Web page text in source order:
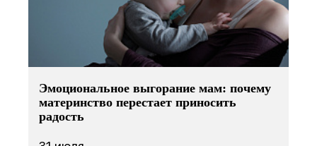
Эмоциональное выгорание мам: почему
материнство перестает приносить
радость